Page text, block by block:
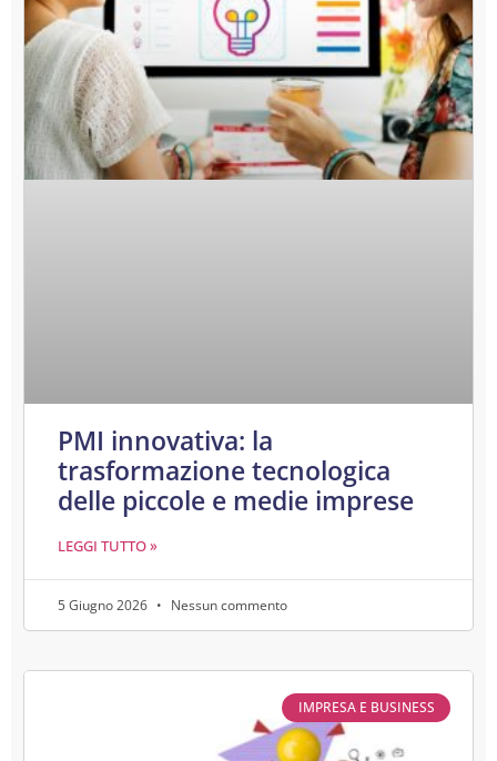
PMI innovativa: la
trasformazione tecnologica
delle piccole e medie imprese
LEGGI TUTTO »
5 Giugno 2026 Nessun commento
IMPRESA E BUSINESS